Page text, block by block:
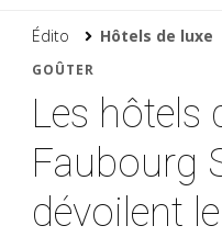
Édito Hôtels de luxe
GOÛTER
Les hôtels
Faubourg
dévoilent